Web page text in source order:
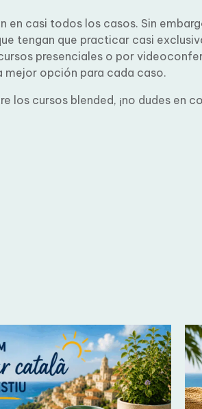
en casi todos los casos. Sin
que tengan que practicar casi
es mejor hacer cursos
sobre la mejor opción
con estetest de inglés